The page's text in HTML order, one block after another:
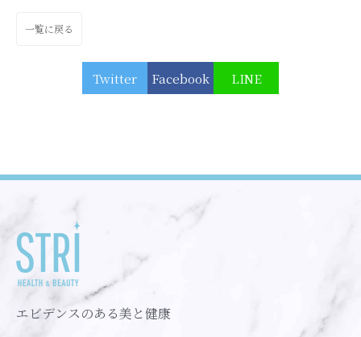
一覧に戻る
Twitter Facebook LINE
エビデンスのある美と健康